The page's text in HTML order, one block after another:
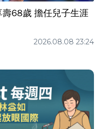
68歲 擔任兒子生涯
2026.08.08 23:24